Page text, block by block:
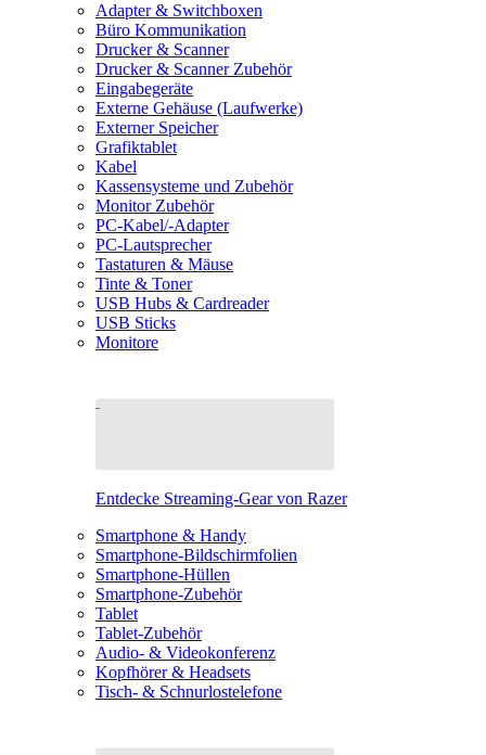
Adapter & Switchboxen
Büro Kommunikation
Drucker & Scanner
Drucker & Scanner Zubehör
Eingabegeräte
Externe Gehäuse (Laufwerke)
Externer Speicher
Grafiktablet
Kabel
Kassensysteme und Zubehör
Monitor Zubehör
PC-Kabel/-Adapter
PC-Lautsprecher
Tastaturen & Mäuse
Tinte & Toner
USB Hubs & Cardreader
USB Sticks
Monitore
Entdecke Streaming-Gear von Razer
Smartphone & Handy
Smartphone-Bildschirmfolien
Smartphone-Hüllen
Smartphone-Zubehör
Tablet
Tablet-Zubehör
Audio- & Videokonferenz
Kopfhörer & Headsets
Tisch- & Schnurlostelefone